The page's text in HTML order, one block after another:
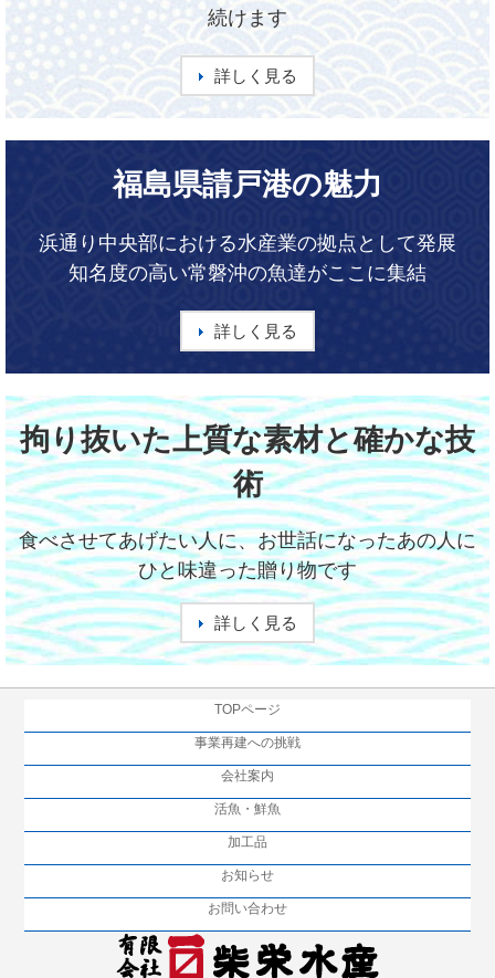
続けます
詳しく見る
福島県請戸港の魅力
浜通り中央部における水産業の拠点として発展
知名度の高い常磐沖の魚達がここに集結
詳しく見る
拘り抜いた上質な素材と確かな技
術
食べさせてあげたい人に、お世話になったあの人に
ひと味違った贈り物です
詳しく見る
TOPページ
事業再建への挑戦
会社案内
活魚・鮮魚
加工品
お知らせ
お問い合わせ